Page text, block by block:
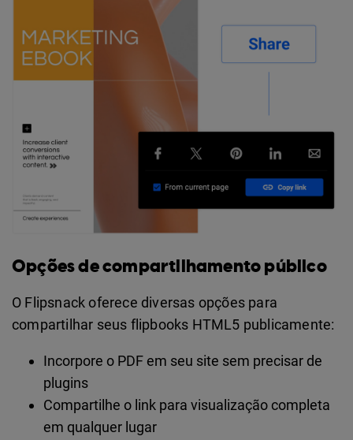
Opções de compartilhamento público
O Flipsnack oferece diversas opções para
compartilhar seus flipbooks HTML5 publicamente:
Incorpore o PDF em seu site sem precisar de
plugins
Compartilhe o link para visualização completa
em qualquer lugar